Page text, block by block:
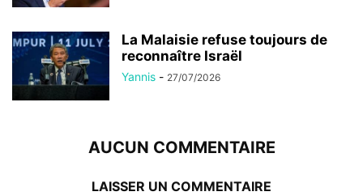
La Malaisie refuse toujours de
reconnaître Israël
Yannis - 27/07/2026
AUCUN COMMENTAIRE
LAISSER UN COMMENTAIRE